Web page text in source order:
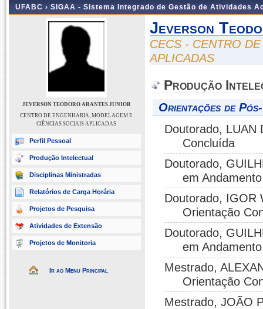
UFABC › SIGAA - Sistema Integrado de Gestão de Atividades
JEVERSON TEODORO ARANTES JUNIOR
CENTRO DE ENGENHARIA, MODELAGEM E
CIÊNCIAS SOCIAIS APLICADAS
Perfil Pessoal
Produção Intelectual
Disciplinas Ministradas
Relatórios de Carga Horária
Projetos de Pesquisa
Atividades de Extensão
Projetos de Monitoria
Ir ao Menu Principal
Jeverson
CECS - CENTRO
APLICADAS
Produção
Orientações de
Doutorado, LUAN
Concluída
Doutorado,
em Andamento
Doutorado, IGOR
Orientação
Doutorado,
em Andamento
Mestrado,
Orientação
Mestrado, JOÃO